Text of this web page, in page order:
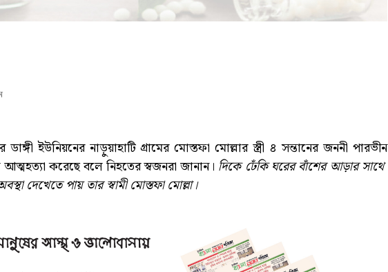
ইউনিয়নের নাড়ুয়াহাটি গ্রামের মোস্তফা মোল্লার স্ত্রী ৪ সন্তানের জননী পারভীন
করেছে বলে নিহতের স্বজনরা জানান। দিকে ঢেঁকি ঘরের বাঁশের আড়ার সাথে
দেখেতে পায় তার স্বামী মোস্তফা মোল্লা।